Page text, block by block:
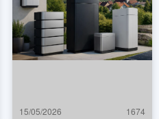
15/05/2026 1674